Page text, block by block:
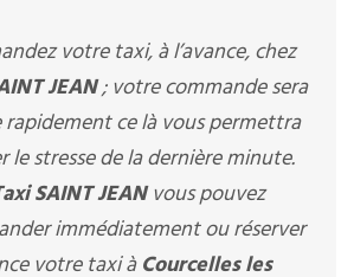
votre taxi, à l’avance, chez
JEAN; votre commande sera
ce là vous permettra
le stresse de la dernière minute.
SAINT JEANvous pouvez
immédiatement ou réserver
votre taxi àCourcelles les